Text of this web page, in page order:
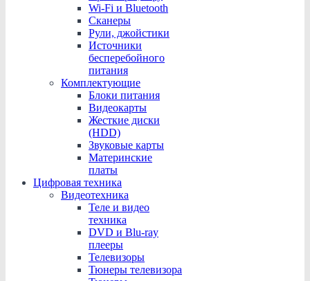
Wi-Fi и Bluetooth
Сканеры
Рули, джойстики
Источники
бесперебойного
питания
Комплектующие
Блоки питания
Видеокарты
Жесткие диски
(HDD)
Звуковые карты
Материнские
платы
Цифровая техника
Видеотехника
Теле и видео
техника
DVD и Blu-ray
плееры
Телевизоры
Тюнеры телевизора